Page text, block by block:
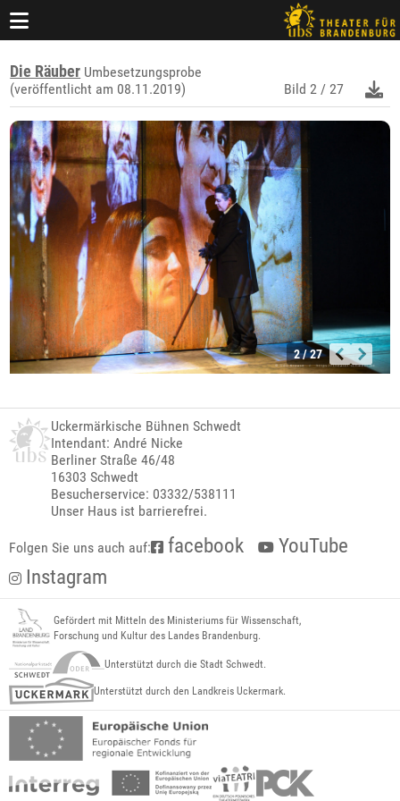
Die Räuber Umbesetzungsprobe
(veröffentlicht am 08.11.2019)
Bild 2 / 27
2 / 27
Uckermärkische Bühnen Schwedt
Intendant: André Nicke
Berliner Straße 46/48
16303 Schwedt
Besucherservice: 03332/538111
Unser Haus ist barrierefrei.
Folgen Sie uns auch auf: facebook
YouTube
Instagram
Gefördert mit Mitteln des Ministeriums für Wissenschaft,
Forschung und Kultur des Landes Brandenburg.
Unterstützt durch die Stadt Schwedt.
Unterstützt durch den Landkreis Uckermark.